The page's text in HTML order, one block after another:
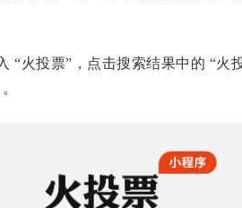
“火投票”，点击搜索结果中的 “火